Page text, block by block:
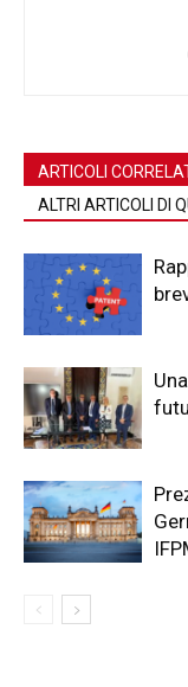
ARTICOLI
ALTRI ARTICOLI DI